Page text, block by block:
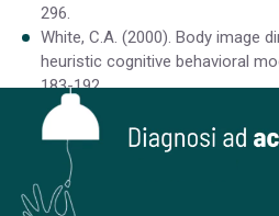
296.
White, C.A. (2000). Body image
heuristic cognitive behavioral
183-192.
Consigliato dalla